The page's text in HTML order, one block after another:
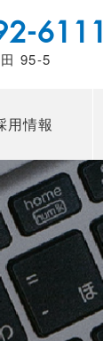
6111
95-5
用情報